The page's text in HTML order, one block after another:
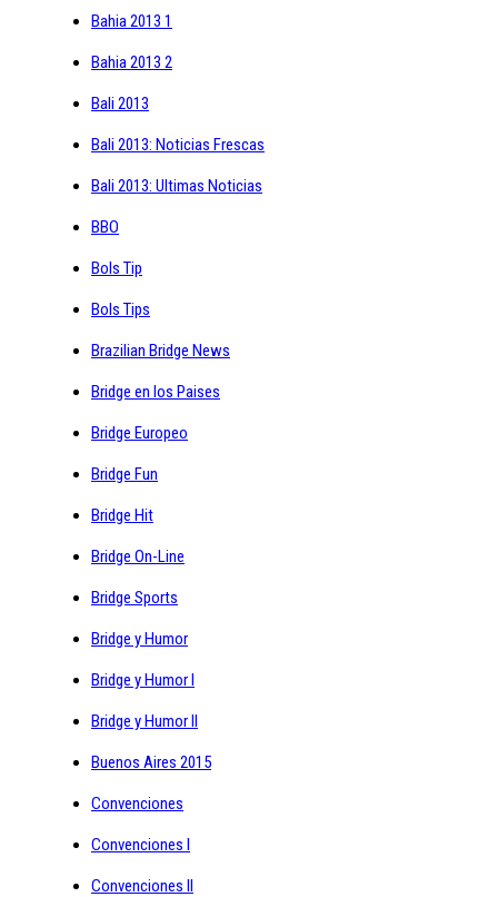
Bahia 2013 1
Bahia 2013 2
Bali 2013
Bali 2013: Noticias Frescas
Bali 2013: Ultimas Noticias
BBO
Bols Tip
Bols Tips
Brazilian Bridge News
Bridge en los Paises
Bridge Europeo
Bridge Fun
Bridge Hit
Bridge On-Line
Bridge Sports
Bridge y Humor
Bridge y Humor I
Bridge y Humor II
Buenos Aires 2015
Convenciones
Convenciones I
Convenciones II